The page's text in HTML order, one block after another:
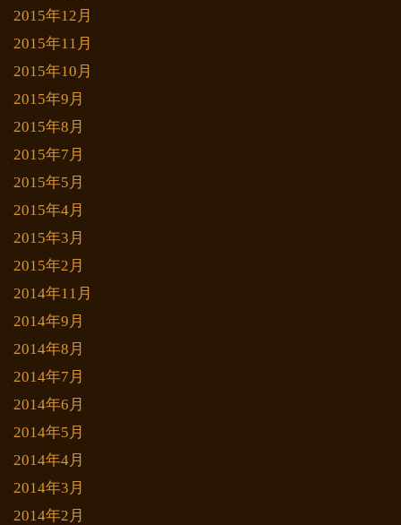
2015年12月
2015年11月
2015年10月
2015年9月
2015年8月
2015年7月
2015年5月
2015年4月
2015年3月
2015年2月
2014年11月
2014年9月
2014年8月
2014年7月
2014年6月
2014年5月
2014年4月
2014年3月
2014年2月